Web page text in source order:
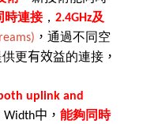
時連接， 2.4GHz及
， 通過不同空
更有效益的連接 ，
uplink and
Width中， 能夠同時